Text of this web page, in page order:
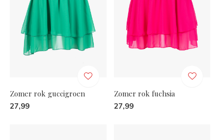
Zomer rok guccigroen
27,99
Zomer rok fuchsia
27,99